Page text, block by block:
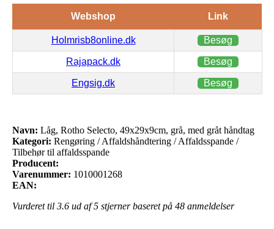
Webshop Link
Holmrisb8online.dk Besøg
Rajapack.dk Besøg
Engsig.dk Besøg
Navn: Låg, Rotho Selecto, 49x29x9cm, grå, med gråt håndtag
Kategori: Rengøring / Affaldshåndtering / Affaldsspande /
Tilbehør til affaldsspande
Producent:
Varenummer: 1010001268
EAN:
Vurderet til 3.6 ud af 5 stjerner baseret på 48 anmeldelser